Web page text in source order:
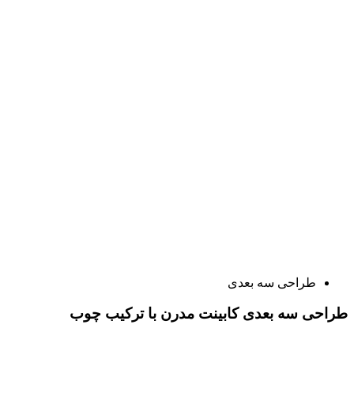
طراحی سه بعدی
طراحی سه بعدی کابینت مدرن با ترکیب چوب